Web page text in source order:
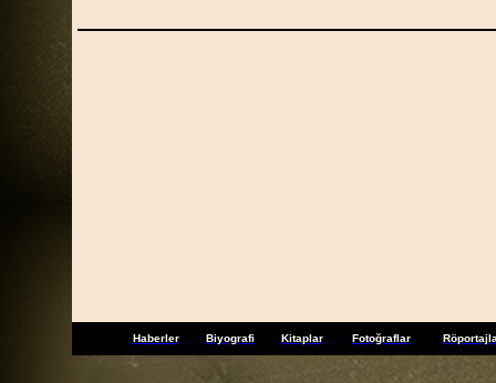
Haberler Biyografi Kitaplar Fotoğraflar